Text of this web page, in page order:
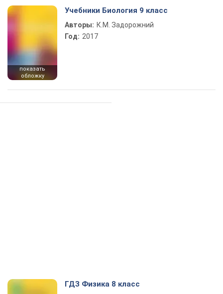
показать
обложку
Учебники Биология 9 класс
Авторы: К.М. Задорожний
Год: 2017
ГДЗ Физика 8 класс